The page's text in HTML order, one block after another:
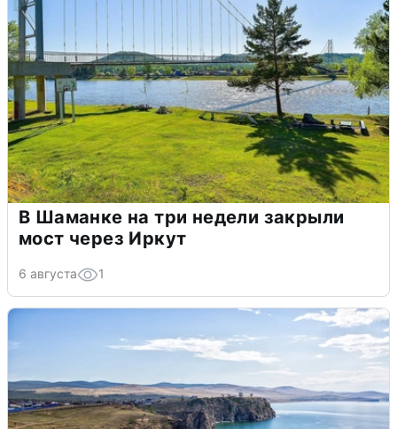
В Шаманке на три недели закрыли
мост через Иркут
6 августа 1